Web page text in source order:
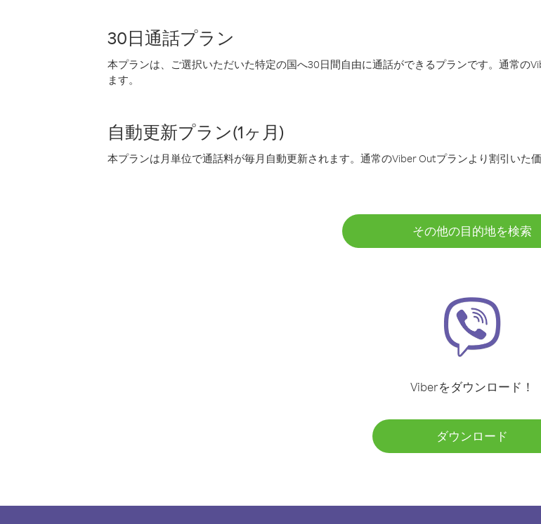
30日通話プラン
本プランは、ご選択いただいた特定の国へ30日間自由に通話ができるプランです。通常の
ます。
自動更新プラン(1ヶ月)
本プランは月単位で通話料が毎月自動更新されます。通常のViber Outプランより割引いた
その他の目的地を検索
Viberをダウンロード！
ダウンロード